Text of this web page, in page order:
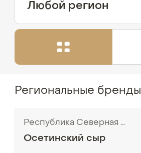
Любой регион
Региональные бренды
Осетинский сыр
Республика Северная Осетия - Алания